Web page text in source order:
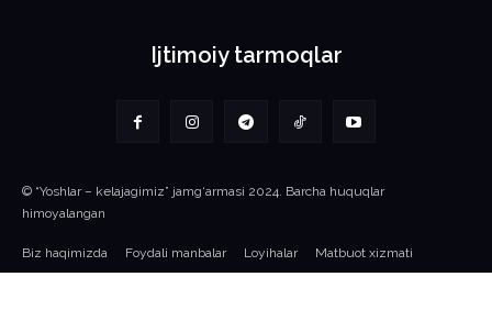
Ijtimoiy tarmoqlar
© “Yoshlar – kelajagimiz” jamg‘armasi 2024. Barcha huquqlar
himoyalangan
Biz haqimizda Foydali manbalar Loyihalar Matbuot xizmati